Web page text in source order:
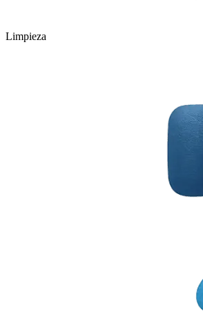
Limpieza